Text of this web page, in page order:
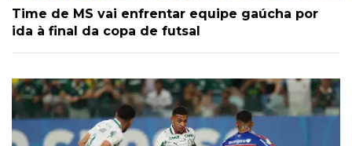
Time de MS vai enfrentar equipe gaúcha por
ida à final da copa de futsal